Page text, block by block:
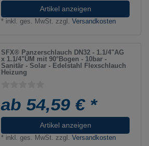
Artikel anzeigen
* inkl. ges. MwSt. zzgl.Versandkosten
SFX® Panzerschlauch DN32 - 1.1/4"AG
x 1.1/4"ÜM mit 90°Bogen - 10bar -
Sanitär - Solar - Edelstahl Flexschlauch
Heizung
ab 54,59 € *
Artikel anzeigen
* inkl. ges. MwSt. zzgl.Versandkosten